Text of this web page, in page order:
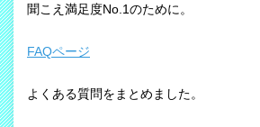
聞こえ満足度No.1のために。
FAQページ
よくある質問をまとめました。